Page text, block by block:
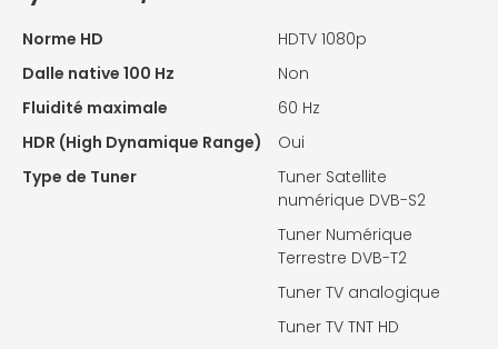
Norme HD
HDTV 1080p
Dalle native 100 Hz
Non
Fluidité maximale
60 Hz
HDR (High Dynamique Range)
Oui
Type de Tuner
Tuner Satellite
numérique DVB-S2
Tuner Numérique
Terrestre DVB-T2
Tuner TV analogique
Tuner TV TNT HD